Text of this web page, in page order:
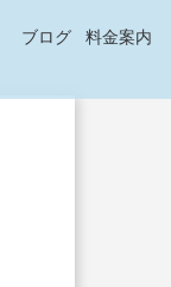
ブログ 料金案内